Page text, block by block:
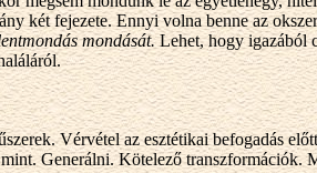
két fejezete. Ennyi volna benne az
mondását.Lehet, hogy igazából
Vérvétel az esztétikai befogadás
Generálni. Kötelező